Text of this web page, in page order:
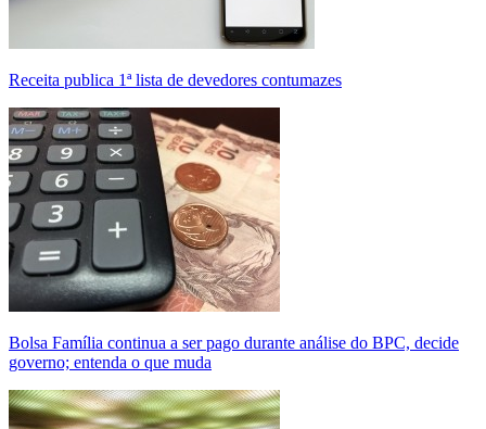
Receita publica 1ª lista de devedores contumazes
Bolsa Família continua a ser pago durante análise do BPC, decide
governo; entenda o que muda